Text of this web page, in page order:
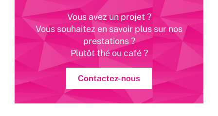
Vous avez un projet ?
Vous souhaitez en savoir plus sur nos
prestations ?
Plutôt thé ou café ?
Contactez-nous